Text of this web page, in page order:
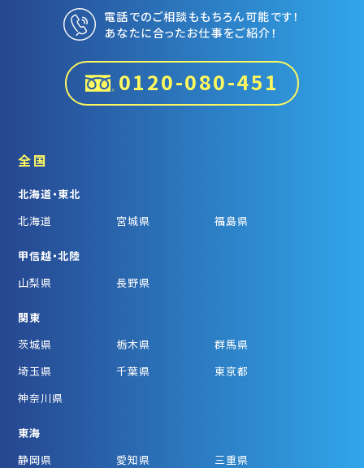
電話でのご相談ももちろん可能です！
あなたに合ったお仕事をご紹介！
0120-080-451
全国
北海道・東北
北海道
宮城県 福島県
甲信越・北陸
山梨県
長野県
関東
茨城県
栃木県
群馬県
埼玉県
千葉県
東京都
神奈川県
東海
静岡県
愛知県 三重県